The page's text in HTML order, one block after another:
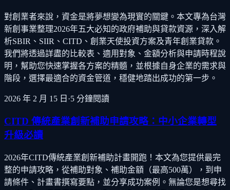
對創業者來說，資金是將夢想變為現實的關鍵。本文專為台灣
新創事業整理2026年五大必知的政府補助與貸款資源，深入解
析SBIR、SIIR、CITD、創業天使投資方案及青年創業貸款。
我們將透過詳盡的比較表、適用對象、金額分析與申請時程說
明，幫助您快速掌握各方案的精髓，並根據自身企業的需求與
階段，選擇最適合的資金管道，穩健地踏出成功的第一步。
2026 年 2 月 15 日 ·5 分鐘閱讀
CITD 傳統產業創新補助申請攻略：中小企業轉型
升級必讀
2026年CITD傳統產業創新補助計畫開跑！本文為您提供最完
整的申請攻略，從補助對象、補助金額（最高500萬），到申
請條件、計畫書撰寫要點，並分享成功案例。無論您是想尋找